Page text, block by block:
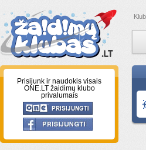
Prisijunk ir naudokis visais
ONE.LT žaidimų klubo
privalumais